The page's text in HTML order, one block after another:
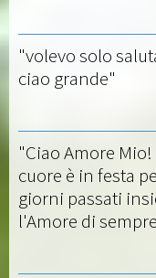
"volevo solo
ciao grande"
"Ciao Amore
cuore è in festa
giorni passati
l'Amore di